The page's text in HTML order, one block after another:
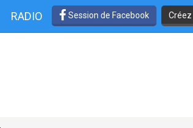
RADIO Session de Facebook